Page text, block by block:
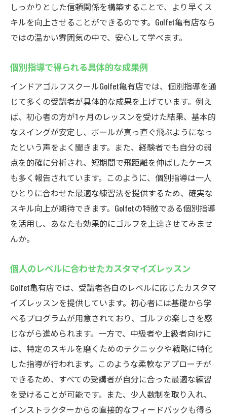
しっかりとした信頼関係を構築することで、より早くス
キルを向上させることができるのです。Golfet亀有店なら
ではの温かい雰囲気の中で、安心して学べます。
個別指導で得られる具体的な成果例
インドアゴルフスクールGolfet亀有店では、個別指導を通
じて多くの受講者が具体的な成果を上げています。例え
ば、初心者の方が1ヶ月のレッスンを受けた結果、基本的
なスイングが安定し、ボールが真っ直ぐ飛ぶようになっ
たという声をよく聞きます。また、経験者でも自分の弱
点を的確に分析され、短期間で飛距離を伸ばしたケース
も多く報告されています。このように、個別指導は一人
ひとりに合わせた最適な練習法を提供するため、確実な
スキル向上が期待できます。Golfetの特徴である個別指導
を活用し、あなたも効果的にゴルフを上達させてみませ
んか。
個人のレベルに合わせたカスタマイズレッスン
Golfet亀有店では、受講者各自のレベルに応じたカスタマ
イズレッスンを提供しています。初心者には基礎から学
べるプログラムが用意されており、ゴルフの楽しさを感
じながら進められます。一方で、中級者や上級者向けに
は、特定のスキルを磨くためのテクニックや戦略に特化
した指導が行われます。このような柔軟なアプローチが
できるため、すべての受講者が自分に合った最適な練習
を受けることが可能です。また、少人数制を取り入れ、
インストラクターからの直接的なフィードバックも得ら